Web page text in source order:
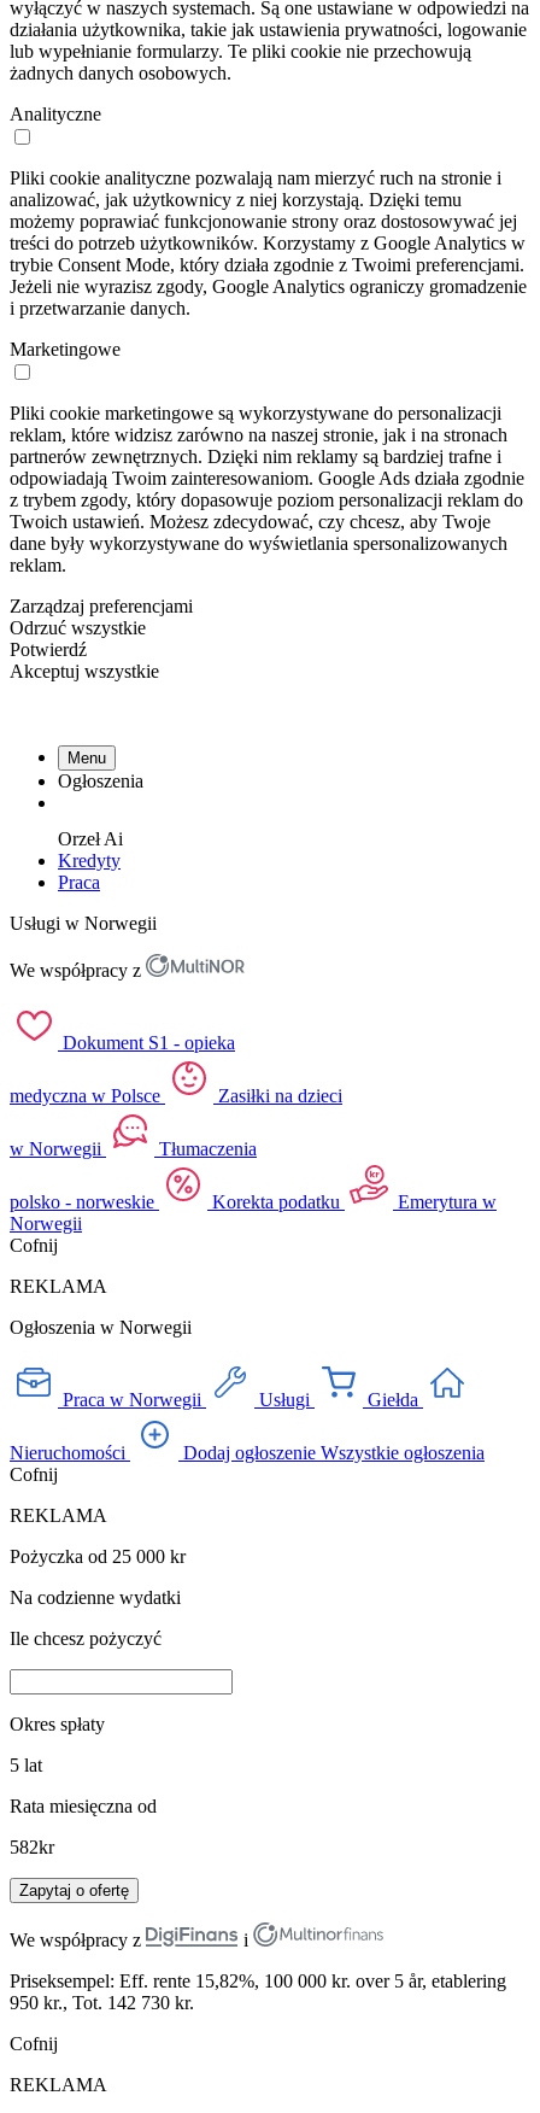
wyłączyć w naszych systemach. Są one ustawiane w odpowiedzi na
działania użytkownika, takie jak ustawienia prywatności, logowanie
lub wypełnianie formularzy. Te pliki cookie nie przechowują
żadnych danych osobowych.
Analityczne
Pliki cookie analityczne pozwalają nam mierzyć ruch na stronie i
analizować, jak użytkownicy z niej korzystają. Dzięki temu
możemy poprawiać funkcjonowanie strony oraz dostosowywać jej
treści do potrzeb użytkowników. Korzystamy z Google Analytics w
trybie Consent Mode, który działa zgodnie z Twoimi preferencjami.
Jeżeli nie wyrazisz zgody, Google Analytics ograniczy gromadzenie
i przetwarzanie danych.
Marketingowe
Pliki cookie marketingowe są wykorzystywane do personalizacji
reklam, które widzisz zarówno na naszej stronie, jak i na stronach
partnerów zewnętrznych. Dzięki nim reklamy są bardziej trafne i
odpowiadają Twoim zainteresowaniom. Google Ads działa zgodnie
z trybem zgody, który dopasowuje poziom personalizacji reklam do
Twoich ustawień. Możesz zdecydować, czy chcesz, aby Twoje
dane były wykorzystywane do wyświetlania spersonalizowanych
reklam.
Zarządzaj preferencjami
Odrzuć wszystkie
Potwierdź
Akceptuj wszystkie
Menu
Ogłoszenia
OrzełAi
Kredyty
Praca
Usługi w Norwegii
We współpracy z
Dokument S1 - opieka
medyczna w Polsce Zasiłki na dzieci
w Norwegii Tłumaczenia
polsko - norweskie Korekta podatku
Emerytura w
Norwegii
Cofnij
REKLAMA
Ogłoszenia w Norwegii
Praca w Norwegii Usługi Giełda
Nieruchomości Dodaj ogłoszenie Wszystkie ogłoszenia
Cofnij
REKLAMA
Pożyczka od 25 000 kr
Na codzienne wydatki
Ile chcesz pożyczyć
Okres spłaty
5 lat
Rata miesięczna od
582kr
Zapytaj o ofertę
We współpracy z
i
Priseksempel: Eff. rente 15,82%, 100 000 kr. over 5 år, etablering
950 kr., Tot. 142 730 kr.
Cofnij
REKLAMA